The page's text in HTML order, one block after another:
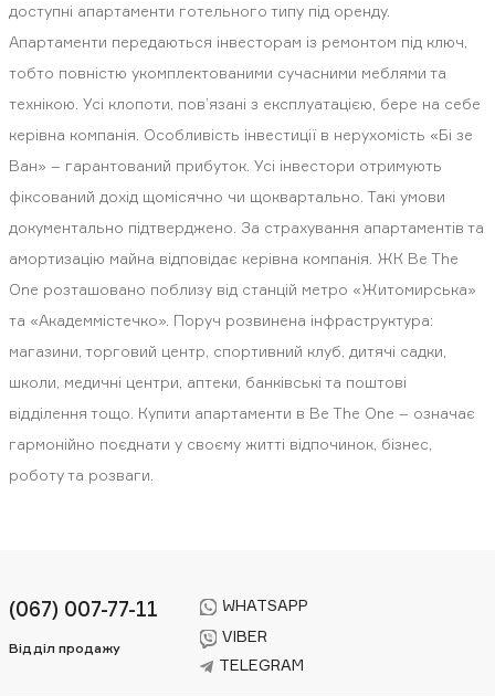
доступні апартаменти готельного типу під оренду.
Апартаменти передаються інвесторам із ремонтом під ключ,
тобто повністю укомплектованими сучасними меблями та
технікою. Усі клопоти, пов’язані з експлуатацією, бере на себе
керівна компанія. Особливість інвестиції в нерухомість «Бі зе
Ван» – гарантований прибуток. Усі інвестори отримують
фіксований дохід щомісячно чи щоквартально. Такі умови
документально підтверджено. За страхування апартаментів та
амортизацію майна відповідає керівна компанія. ЖК Be The
One розташовано поблизу від станцій метро «Житомирська»
та «Академмістечко». Поруч розвинена інфраструктура:
магазини, торговий центр, спортивний клуб, дитячі садки,
школи, медичні центри, аптеки, банківські та поштові
відділення тощо. Купити апартаменти в Be The One – означає
гармонійно поєднати у своєму житті відпочинок, бізнес,
роботу та розваги.
(067) 007-77-11
Відділ продажу
WHATSAPP
VIBER
TELEGRAM